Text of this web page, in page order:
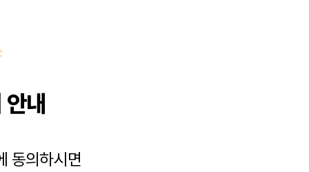
내
동의하시면